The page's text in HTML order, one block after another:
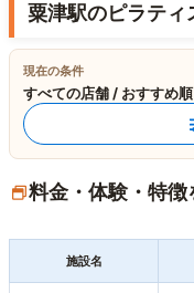
粟津駅のピラティ
現在の条件
すべての店舗 / おすすめ順
料金・体験・特徴
施設名